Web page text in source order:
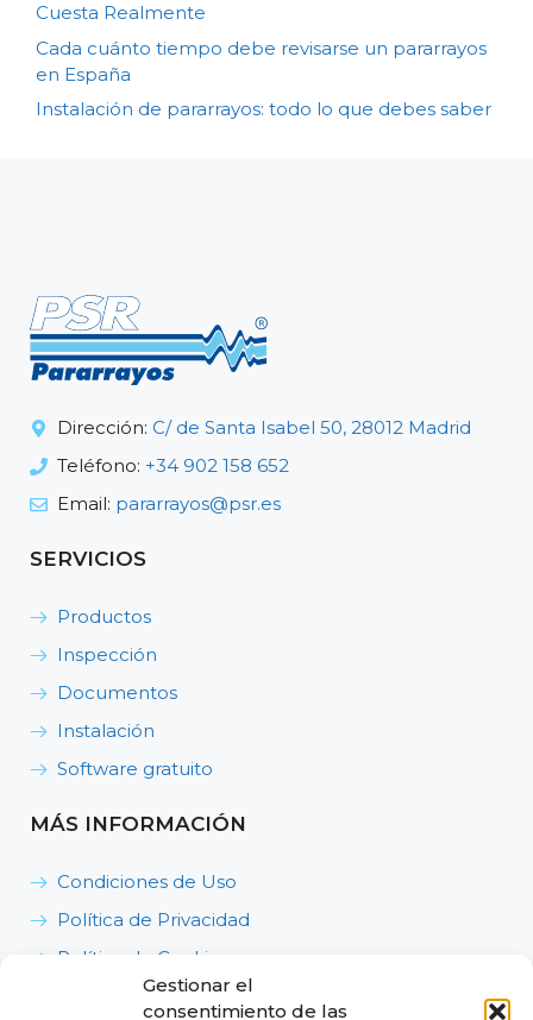
Gestionar el
consentimiento de las
Cuesta Realmente
Cada cuánto tiempo debe revisarse un pararrayos
en España
Instalación de pararrayos: todo lo que debes saber
Dirección: C/ de Santa Isabel 50, 28012 Madrid
Teléfono: +34 902 158 652
Email: pararrayos@psr.es
SERVICIOS
Productos
Inspección
Documentos
Instalación
Software gratuito
MÁS INFORMACIÓN
Condiciones de Uso
Política de Privacidad
Política de Cookies
Política de Calidad, Medioambiente y Seguridad y